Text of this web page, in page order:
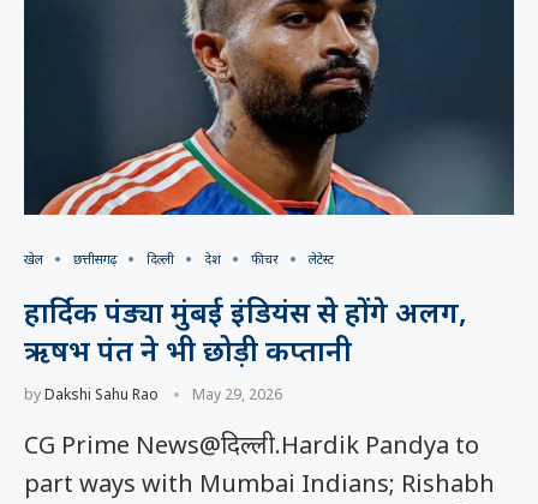
खेल छत्तीसगढ़ दिल्ली देश फीचर लेटेस्ट
हार्दिक पंड्या मुंबई इंडियंस से होंगे अलग,
ऋषभ पंत ने भी छोड़ी कप्तानी
byDakshi Sahu Rao May 29, 2026
CG Prime News@दिल्ली.Hardik Pandya to
part ways with Mumbai Indians; Rishabh